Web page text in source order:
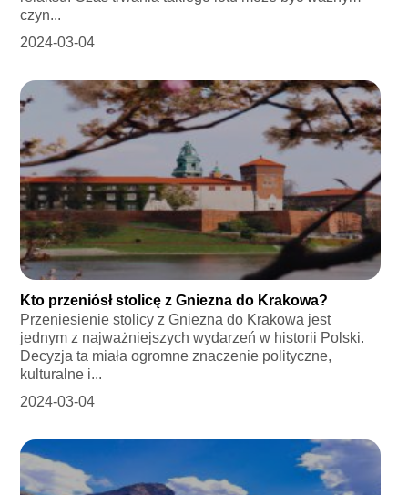
czyn...
2024-03-04
Kto przeniósł stolicę z Gniezna do Krakowa?
Przeniesienie stolicy z Gniezna do Krakowa jest
jednym z najważniejszych wydarzeń w historii Polski.
Decyzja ta miała ogromne znaczenie polityczne,
kulturalne i...
2024-03-04